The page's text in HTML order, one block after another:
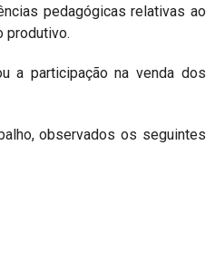
pedagógicas relativas ao
produtivo.
a participação na venda dos
observados os seguintes